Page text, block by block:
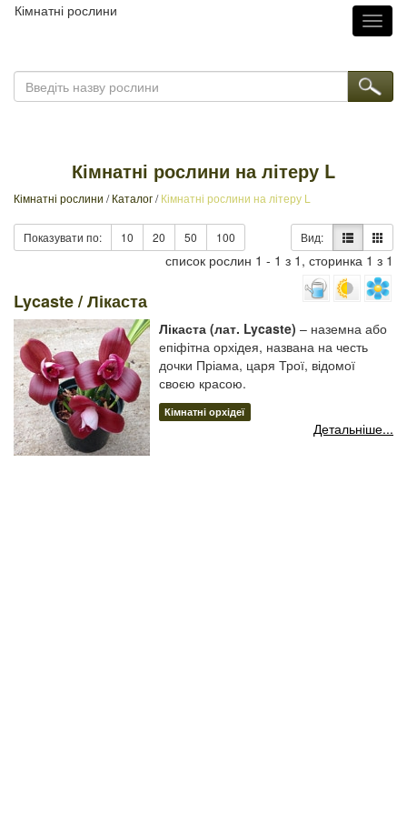
Кімнатні рослини
Кімнатні рослини на літеру L
Кімнатні рослини /Каталог/Кімнатні рослини на літеру L
Показувати по: 10 20 50 100 Вид:
список рослин 1 - 1 з 1, сторинка 1 з 1
Lycaste / Лікаста
Лікаста (лат. Lycaste) – наземна або
епіфітна орхідея, названа на честь
дочки Пріама, царя Трої, відомої
своєю красою.
Кімнатні орхідеї
Детальніше...